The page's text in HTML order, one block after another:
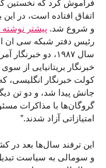
فراموش کرد که نخستین
اتفاق افتاده است، در
و شروع شد. پیشتر نوشته
رئیس دفتر شبکه سی ان
خبرنگار بریتانیایی از
کولت خبرنگار انگلیسی،
جانش پیدا شد، و دو تن
گروگان‌ها با مذاکرات
امتیازاتی آزاد شدند.”
این ترفند سال‌ها بعد در
و سومالی به سیاست